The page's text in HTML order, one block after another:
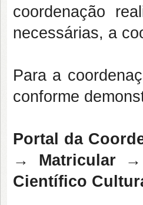
coordenação
necessárias, a
Para a
conforme
Portal da
→ Matricular →
Científico